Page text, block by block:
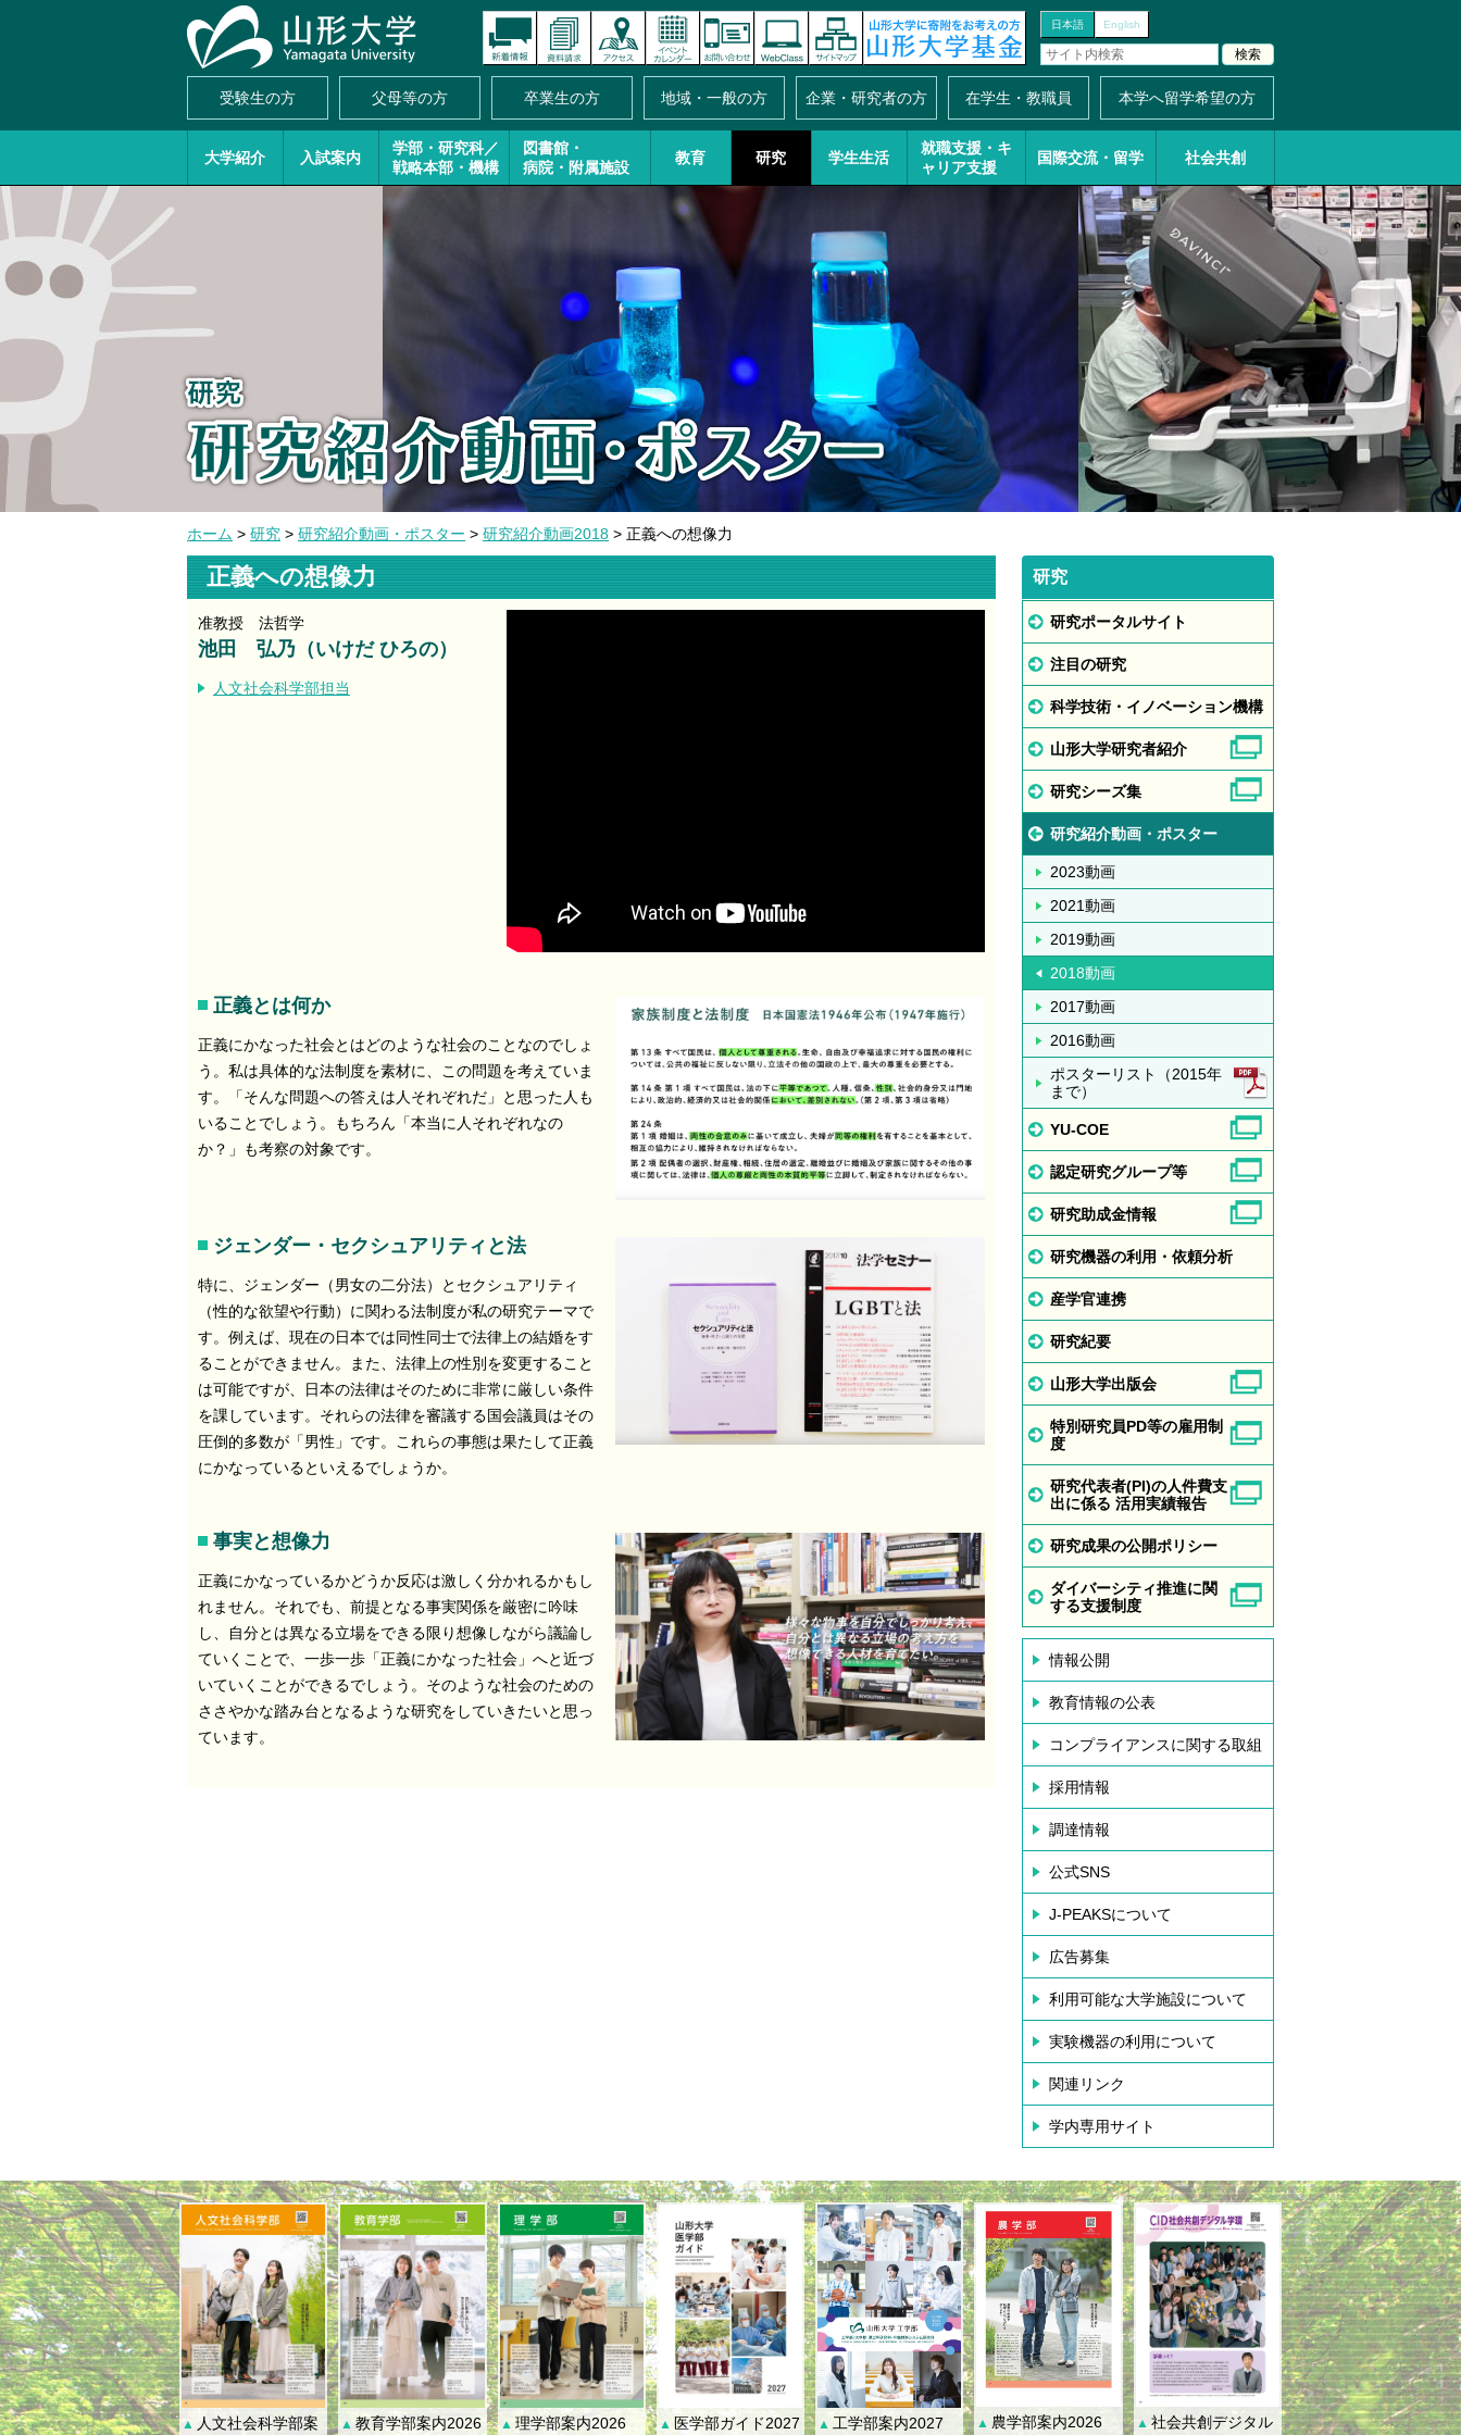
日本語 English
受験生の方 父母等の方 卒業生の方 地域・一般の方 企業・研究者の方 在学生・教職員 本学へ留学希望の方
大学紹介 入試案内
学部・研究科／
戦略本部・機構
図書館・
病院・附属施設
教育 研究 学生生活
就職支援・ キ
ャリア支援
国際交流・留学 社会共創
ホーム > 研究 > 研究紹介動画・ポスター > 研究紹介動画2018 > 正義への想像力
正義への想像力
准教授 法哲学
池田 弘乃（いけだ ひろの）
人文社会科学部担当
正義とは何か
正義にかなった社会とはどのような社会のことなのでしょ
う。私は具体的な法制度を素材に、この問題を考えていま
す。「そんな問題への答えは人それぞれだ」と思った人も
いることでしょう。もちろん「本当に人それぞれなの
か？」も考察の対象です。
ジェンダー・セクシュアリティと法
特に、ジェンダー（男女の二分法）とセクシュアリティ
（性的な欲望や行動）に関わる法制度が私の研究テーマで
す。例えば、現在の日本では同性同士で法律上の結婚をす
ることができません。また、法律上の性別を変更すること
は可能ですが、日本の法律はそのために非常に厳しい条件
を課しています。それらの法律を審議する国会議員はその
圧倒的多数が「男性」です。これらの事態は果たして正義
にかなっているといえるでしょうか。
事実と想像力
正義にかなっているかどうか反応は激しく分かれるかもし
れません。それでも、前提となる事実関係を厳密に吟味
し、自分とは異なる立場をできる限り想像しながら議論し
ていくことで、一歩一歩「正義にかなった社会」へと近づ
いていくことができるでしょう。そのような社会のための
ささやかな踏み台となるような研究をしていきたいと思っ
ています。
研究
研究ポータルサイト
注目の研究
科学技術・イノベーション機構
山形大学研究者紹介
研究シーズ集
研究紹介動画・ポスター
2023動画
2021動画
2019動画
2018動画
2017動画
2016動画
ポスターリスト（2015年
まで）
YU-COE
認定研究グループ等
研究助成金情報
研究機器の利用・依頼分析
産学官連携
研究紀要
山形大学出版会
特別研究員PD等の雇用制
度
研究代表者(PI)の人件費支
出に係る 活用実績報告
研究成果の公開ポリシー
ダイバーシティ推進に関
する支援制度
情報公開
教育情報の公表
コンプライアンスに関する取組
採用情報
調達情報
公式SNS
J-PEAKSについて
広告募集
利用可能な大学施設について
実験機器の利用について
関連リンク
学内専用サイト
▲ 人文社会科学部案 ▲ 教育学部案内2026 ▲ 理学部案内2026 ▲ 医学部ガイド2027 ▲ 工学部案内2027 ▲ 農学部案内2026 ▲ 社会共創デジタル